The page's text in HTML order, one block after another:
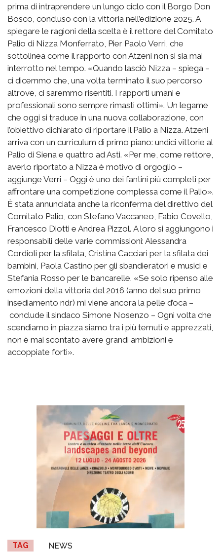
prima di intraprendere un lungo ciclo con il Borgo Don
Bosco, concluso con la vittoria nell’edizione 2025. A
spiegare le ragioni della scelta è il rettore del Comitato
Palio di Nizza Monferrato, Pier Paolo Verri, che
sottolinea come il rapporto con Atzeni non si sia mai
interrotto nel tempo. «Quando lasciò Nizza – spiega –
ci dicemmo che, una volta terminato il suo percorso
altrove, ci saremmo risentiti. I rapporti umani e
professionali sono sempre rimasti ottimi». Un legame
che oggi si traduce in una nuova collaborazione, con
l’obiettivo dichiarato di riportare il Palio a Nizza. Atzeni
arriva con un curriculum di primo piano: undici vittorie al
Palio di Siena e quattro ad Asti. «Per me, come rettore,
averlo riportato a Nizza è motivo di orgoglio –
aggiunge Verri – Oggi è uno dei fantini più completi per
affrontare una competizione complessa come il Palio».
È stata annunciata anche la riconferma del direttivo del
Comitato Palio, con Stefano Vaccaneo, Fabio Covello,
Francesco Diotti e Andrea Pizzol. A loro si aggiungono i
responsabili delle varie commissioni: Alessandra
Cordioli per la sfilata, Cristina Cacciari per la sfilata dei
bambini, Paola Castino per gli sbandieratori e musici e
Stefania Rosso per le bancarelle. «Se solo ripenso alle
emozioni della vittoria del 2016 (anno del suo primo
insediamento ndr) mi viene ancora la pelle d’oca –
conclude il sindaco Simone Nosenzo – Ogni volta che
scendiamo in piazza siamo tra i più temuti e apprezzati,
non è mai scontato avere grandi ambizioni e
accoppiate forti».
TAG NEWS